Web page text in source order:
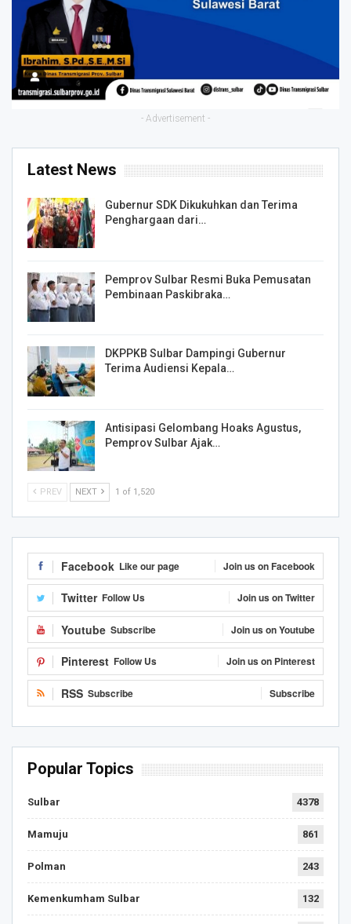
- Advertisement -
Latest News
Gubernur SDK Dikukuhkan dan Terima
Penghargaan dari…
Pemprov Sulbar Resmi Buka Pemusatan
Pembinaan Paskibraka…
DKPPKB Sulbar Dampingi Gubernur
Terima Audiensi Kepala…
Antisipasi Gelombang Hoaks Agustus,
Pemprov Sulbar Ajak…
PREV NEXT 1 of 1,520
Facebook Like our page Join us on Facebook
Twitter Follow Us Join us on Twitter
Youtube Subscribe Join us on Youtube
Pinterest Follow Us Join us on Pinterest
RSS Subscribe Subscribe
Popular Topics
Sulbar 4378
Mamuju 861
Polman 243
Kemenkumham Sulbar 132